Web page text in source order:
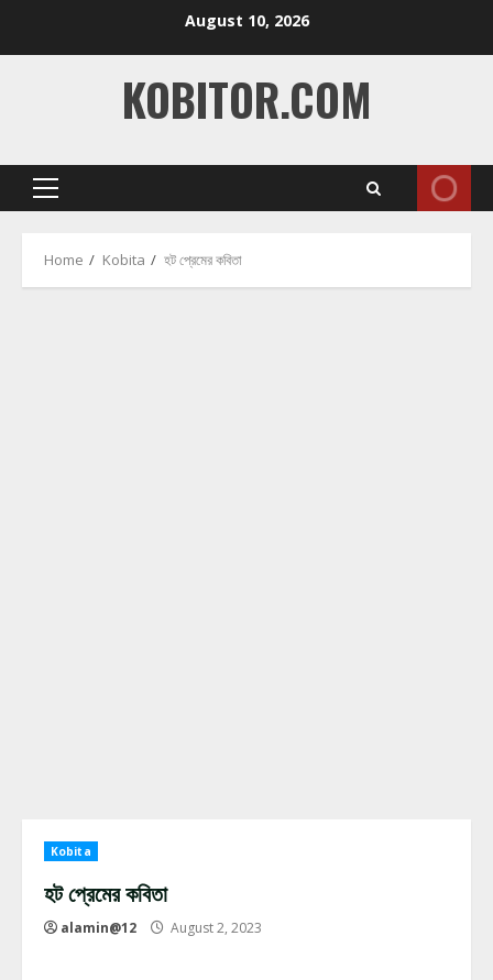
August 10, 2026
KOBITOR.COM
Primary
Home Kobita হট প্রেমের কবিতা
Kobita
হট প্রেমের কবিতা
alamin@12 August 2, 2023